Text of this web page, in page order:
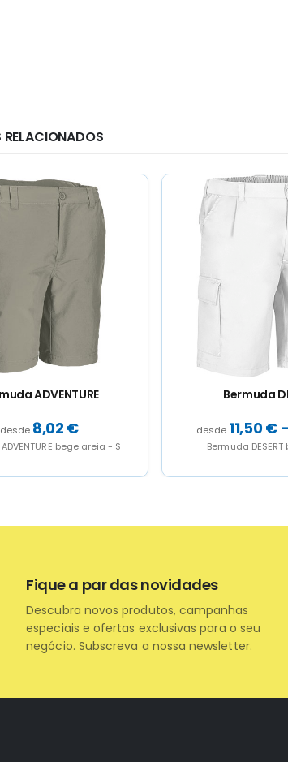
DESERT
11,50€–12,50
range:
11,50 €
through
DESERT branco - S
Bermuda
Bermuda LAKE
Fique a par das novidades
Descubra novos produtos, campanhas
especiais e ofertas exclusivas para o seu
negócio. Subscreva a nossa newsletter.